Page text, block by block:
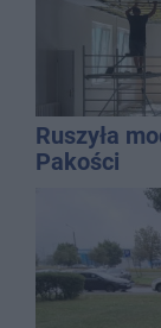
Ruszyła
Pakości